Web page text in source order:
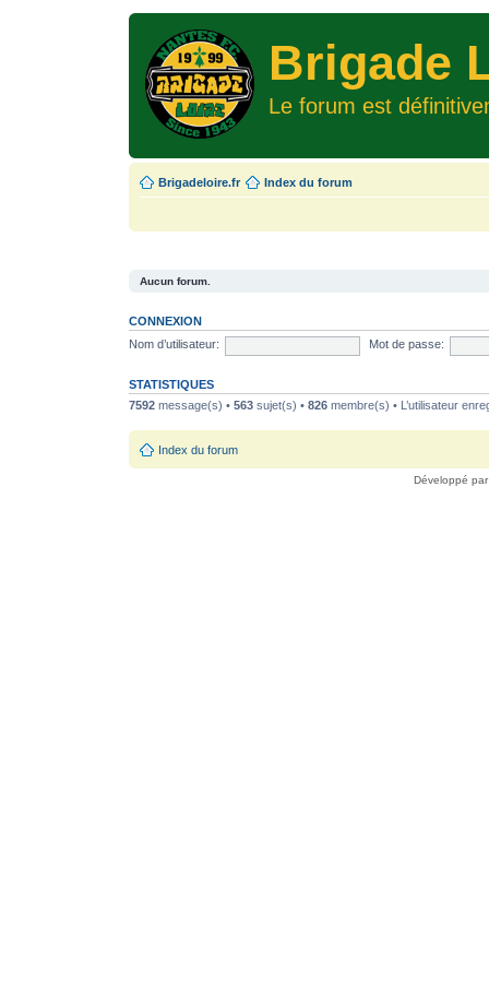
Brigade
Le forum est
Brigadeloire.fr Index du forum
Aucun forum.
CONNEXION
Nom d’utilisateur:
Mot de passe:
STATISTIQUES
7592 message(s) • 563 sujet(s) • 826 membre(s) • L’utilisateur
Index du forum
Développé